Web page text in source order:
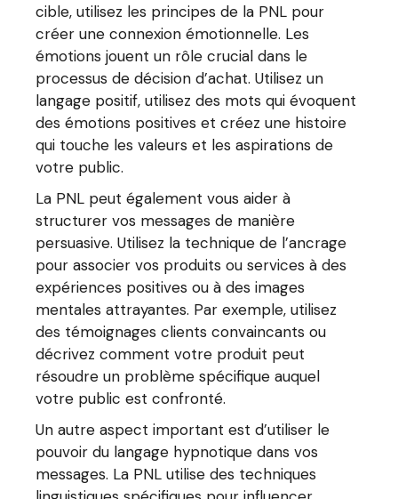
cible, utilisez les principes de la PNL pour
créer une connexion émotionnelle. Les
émotions jouent un rôle crucial dans le
processus de décision d’achat. Utilisez un
langage positif, utilisez des mots qui évoquent
des émotions positives et créez une histoire
qui touche les valeurs et les aspirations de
votre public.
La PNL peut également vous aider à
structurer vos messages de manière
persuasive. Utilisez la technique de l’ancrage
pour associer vos produits ou services à des
expériences positives ou à des images
mentales attrayantes. Par exemple, utilisez
des témoignages clients convaincants ou
décrivez comment votre produit peut
résoudre un problème spécifique auquel
votre public est confronté.
Un autre aspect important est d’utiliser le
pouvoir du langage hypnotique dans vos
messages. La PNL utilise des techniques